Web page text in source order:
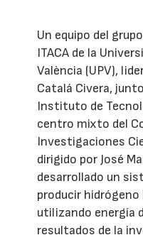
Un equipo del
ITACA de la
València (UPV),
Catalá Civera,
Instituto de
centro mixto del
Investigaciones
dirigido por José
desarrollado un
producir
utilizando energía
resultados de la